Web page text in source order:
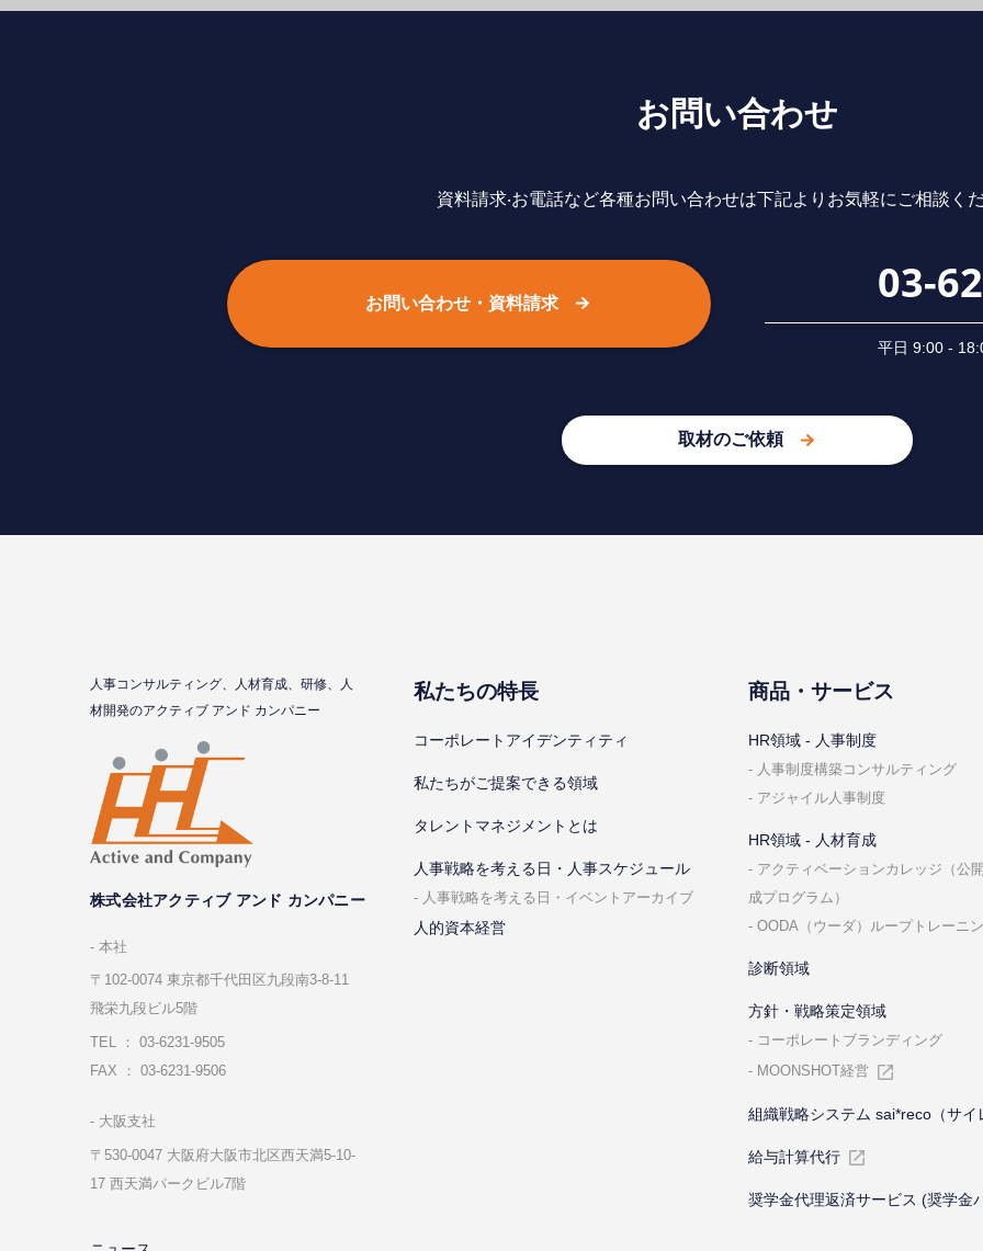
お問い合わせ
資料請求‧お電話など各種お問い合わせは下記よりお気軽にご相談く
お問い合わせ・資料請求 03-
平⽇ 9:00 -
取材のご依頼
⼈事コンサルティング、⼈材育成、研修、⼈
材開発のアクティブ アンド カンパニー
株式会社アクティブ アンド カンパニー
本社
〒102-0074 東京都千代⽥区九段南3-8-11
飛栄九段ビル5階
TEL ： 03-6231-9505
FAX ： 03-6231-9506
⼤阪⽀社
〒530-0047 ⼤阪府⼤阪市北区⻄天満5-10-
17 ⻄天満パークビル7階
私たちの特⻑
コーポレートアイデンティティ
私たちがご提案できる領域
タレントマネジメントとは
⼈事戦略を考える⽇・⼈事スケジュール
⼈事戦略を考える⽇・イベントアーカイブ
人的資本経営
商品・サービス
HR領域 - ⼈事制度
⼈事制度構築コンサルティング
アジャイル⼈事制度
HR領域 - ⼈材育成
アクティベーションカレッジ（公
成プログラム）
OODA（ウーダ）ループトレーニ
診断領域
⽅針・戦略策定領域
コーポレートブランディング
MOONSHOT経営
組織戦略システム sai*reco（サイ
給与計算代⾏
奨学金代理返済サービス (奨学金